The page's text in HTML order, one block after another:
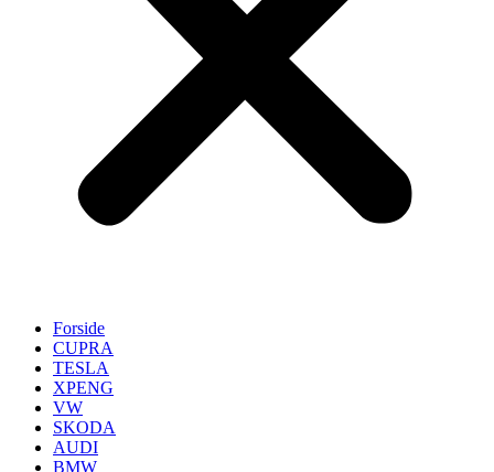
Forside
CUPRA
TESLA
XPENG
VW
SKODA
AUDI
BMW